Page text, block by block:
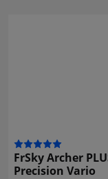
FrSky Archer
Precision Vario